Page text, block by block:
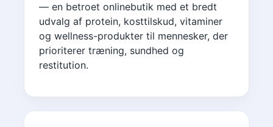
— en betroet onlinebutik med et bredt
udvalg af protein, kosttilskud, vitaminer
og wellness-produkter til mennesker, der
prioriterer træning, sundhed og
restitution.